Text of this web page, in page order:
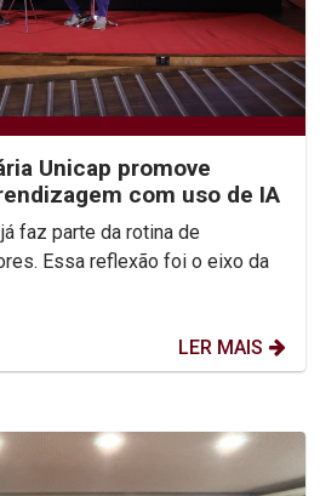
Unicap promove
com uso de IA
faz parte da rotina de
Essa reflexão foi o eixo da
LER MAIS